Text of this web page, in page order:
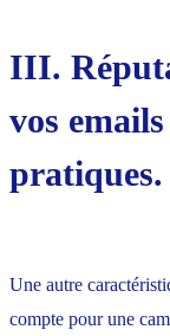
III.
vos
pratiques.
Une autre
compte pour une